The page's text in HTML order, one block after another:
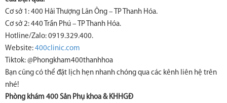
Cơ sở 1: 400 Hải Thượng Lãn Ông – TP Thanh Hóa.
Cơ sở 2: 440 Trần Phú – TP Thanh Hóa.
Hotline/Zalo: 0919.329.400.
Website: 400clinic.com
Tiktok: @Phongkham400thanhhoa
Bạn cũng có thể đặt lịch hẹn nhanh chóng qua các kênh liên hệ trên
nhé!
Phòng khám 400 Sản Phụ khoa & KHHGĐ